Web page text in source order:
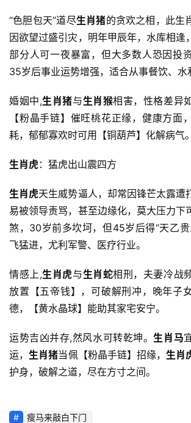
“色胆包天”道尽生肖猪的贪欢之相，此生
因欲望过盛引灾，明年甲辰年，水库相逢
部分人可一夜暴富，但大多数人恐因投
35岁后事业运势增强，适合从事餐饮、水
婚姻中,生肖猪与生肖猴相害，性格差异
【粉晶手链】催旺桃花正缘，健康方面
耗，郁郁寡欢时可用【铜葫芦】化解病气。
生肖虎：猛虎出山震四方
生肖虎天生威势逼人，却常因锋芒太露遭
易被领导责骂，甚至边缘化，莫大压力下
煞，30岁前多坎坷，但45岁后得“天乙
飞猛进，尤利军警、医疗行业。
情感上,生肖虎与生肖蛇相刑，夫妻冷战
放置【五帝钱】，可破解刑冲，晚年子
德，【黄水晶球】能助其家宅安宁。
运势吉凶并存,然风水可转乾坤。生肖马
运，生肖猪当佩【粉晶手链】招缘，生肖
护身，破解之道，尽在方寸之间。
瘦马来敲白下门